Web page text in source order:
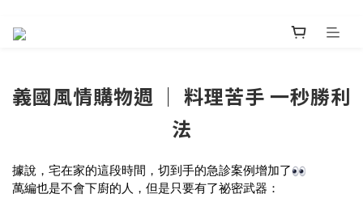
義國風情購物週 ｜ 料理苦手 一秒勝利
法
據說，宅在家的這段時間，切到手的急診案例增加了
萬編也是不會下廚的人，但是只要有了祕密武器：